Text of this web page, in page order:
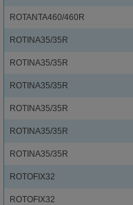
ROTANTA460/460R
ROTINA35/35R
ROTINA35/35R
ROTINA35/35R
ROTINA35/35R
ROTINA35/35R
ROTINA35/35R
ROTOFIX32
ROTOFIX32